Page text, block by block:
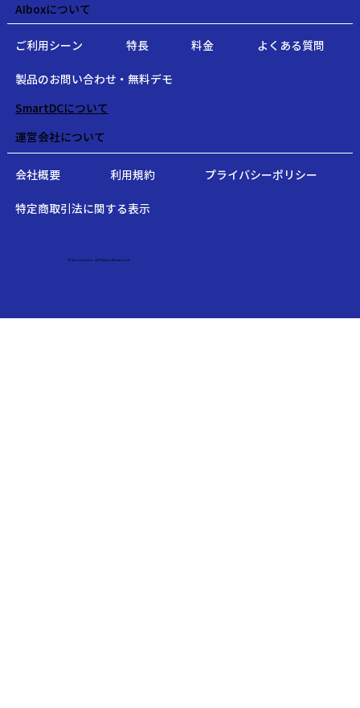
AIboxについて
SmartDCについて
運営会社について
会社概要 利用規約 プライバシーポリシー
特定商取引法に関する表示
ご利用シーン 特長 料金 よくある質問
製品のお問い合わせ・無料デモ
©Snowlysinc. All Rights Reserved.